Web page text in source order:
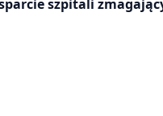
szpitali